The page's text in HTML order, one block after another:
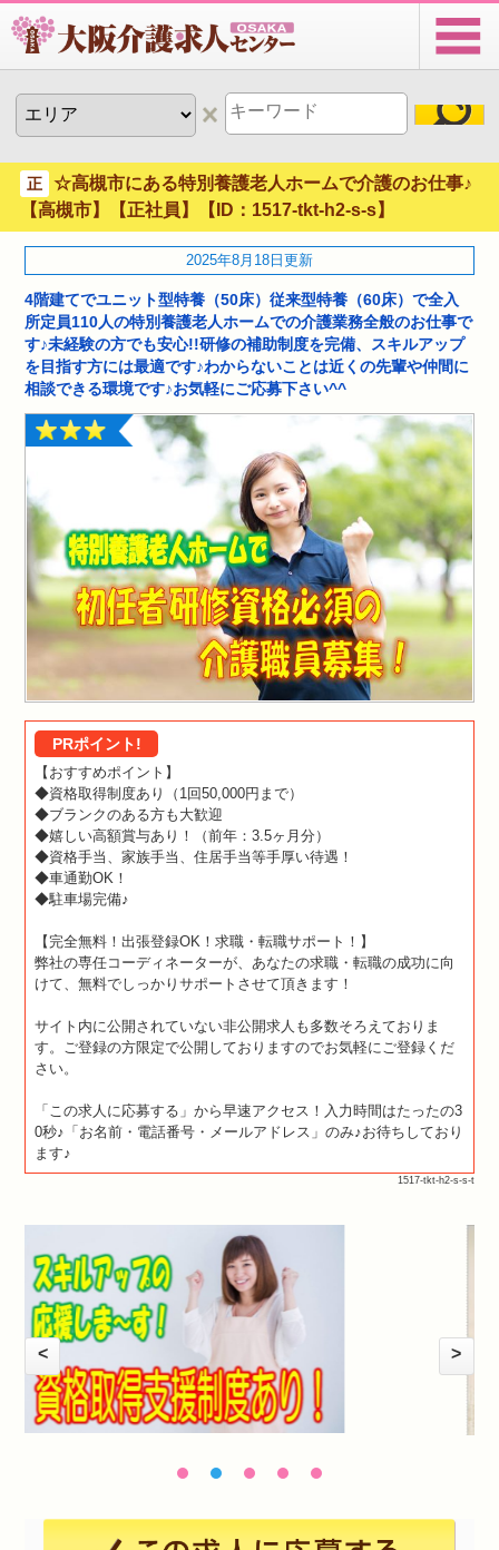
正
☆高槻市にある特別養護老人ホームで介護のお仕事♪
【高槻市】【正社員】【ID：1517-tkt-h2-s-s】
2025年8月18日更新
4階建てでユニット型特養（50床）従来型特養（60床）で全入
所定員110人の特別養護老人ホームでの介護業務全般のお仕事で
す♪未経験の方でも安心!!研修の補助制度を完備、スキルアップ
を目指す方には最適です♪わからないことは近くの先輩や仲間に
相談できる環境です♪お気軽にご応募下さい^^
PRポイント!
【おすすめポイント】
◆資格取得制度あり（1回50,000円まで）
◆ブランクのある方も大歓迎
◆嬉しい高額賞与あり！（前年：3.5ヶ月分）
◆資格手当、家族手当、住居手当等手厚い待遇！
◆車通勤OK！
◆駐車場完備♪
【完全無料！出張登録OK！求職・転職サポート！】
弊社の専任コーディネーターが、あなたの求職・転職の成功に向
けて、無料でしっかりサポートさせて頂きます！
サイト内に公開されていない非公開求人も多数そろえておりま
す。ご登録の方限定で公開しておりますのでお気軽にご登録くだ
さい。
「この求人に応募する」から早速アクセス！入力時間はたったの3
0秒♪「お名前・電話番号・メールアドレス」のみ♪お待ちしており
ます♪
1517-tkt-h2-s-s-t
< >